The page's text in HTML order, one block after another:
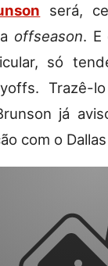
será,
offseason. E
só
já
com o